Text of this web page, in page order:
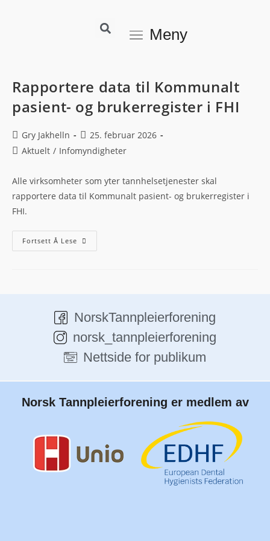
Meny
Rapportere data til Kommunalt
pasient- og brukerregister i FHI
Gry Jakhelln
25. februar 2026
Aktuelt / Infomyndigheter
Alle virksomheter som yter tannhelsetjenester skal
rapportere data til Kommunalt pasient- og brukerregister i
FHI.
Fortsett Å Lese
NorskTannpleierforening
norsk_tannpleierforening
Nettside for publikum
Norsk Tannpleierforening er medlem av